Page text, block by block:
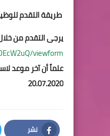
طريقة التقدم
يرجى التقدم من خلال
viewform
علماً أن آخر موعد
20.07.2020
نشر